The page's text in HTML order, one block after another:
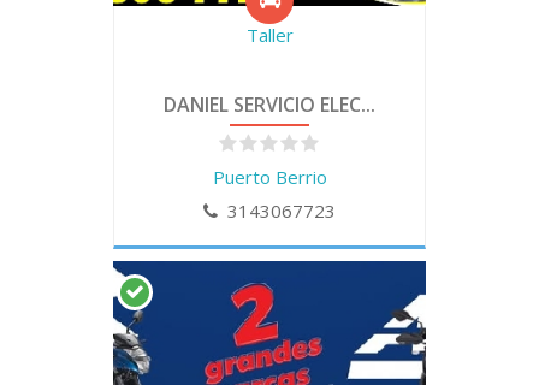
Taller
DANIEL SERVICIO ELEC...
Puerto Berrio
3143067723